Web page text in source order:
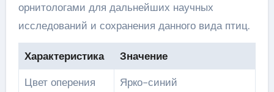
орнитологами для дальнейших научных
исследований и сохранения данного вида птиц.
Характеристика
Значение
Цвет оперения
Ярко-синий